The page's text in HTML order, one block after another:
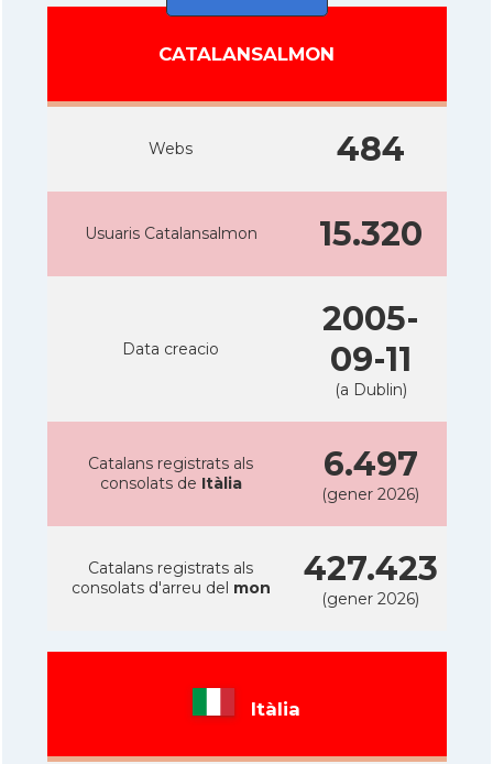
CATALANSALMON
Webs 484
Usuaris Catalansalmon 15.320
Data creacio
2005-
09-11
(a Dublin)
Catalans registrats als
consolats de Itàlia 6.497
(gener 2026)
Catalans registrats als
consolats d'arreu del mon 427.423
(gener 2026)
Itàlia